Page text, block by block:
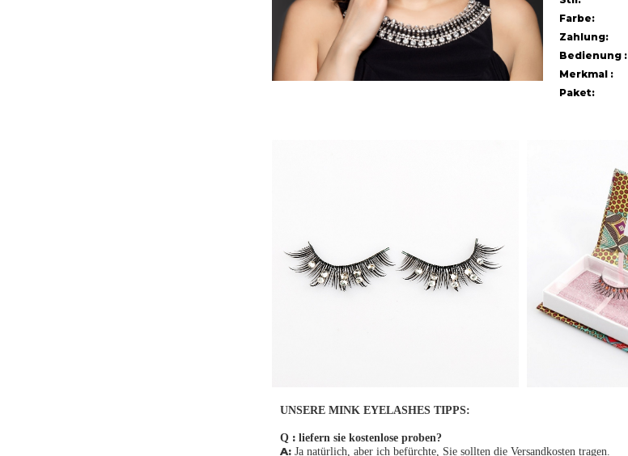
Farbe:
Zahlung:
Bedienung :
Merkmal :
Paket:
UNSERE MINK EYELASHES TIPPS:
Q : liefern sie kostenlose proben?
A: Ja natürlich, aber ich befürchte, Sie sollten die Versandkosten tragen.